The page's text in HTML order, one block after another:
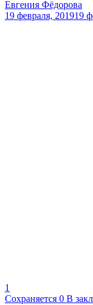
Евгения Фёдорова
19 февраля, 201919
1
Сохраняется 0 В